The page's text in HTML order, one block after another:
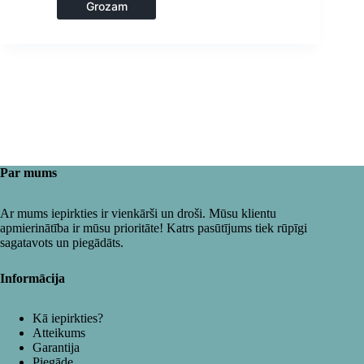
Grozam
Par mums
Ar mums iepirkties ir vienkārši un droši. Mūsu klientu
apmierinātība ir mūsu prioritāte! Katrs pasūtījums tiek rūpīgi
sagatavots un piegādāts.
Informācija
Kā iepirkties?
Atteikums
Garantija